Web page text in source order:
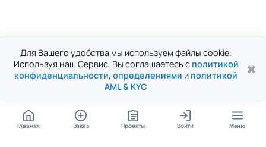
Для Вашего удобства мы используем файлы cookie.
Используя наш Сервис, Вы соглашаетесь с политикой
конфиденциальности, определениями и политикой
AML & KYC
✖
Главная Заказ Проекты Войти Меню